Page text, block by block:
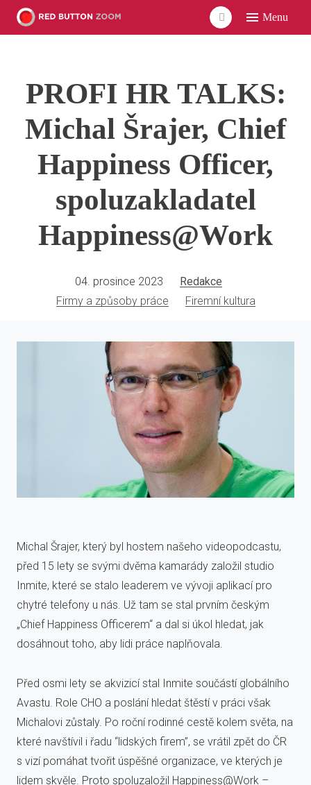
Menu
PROFI HR TALKS:
Michal Šrajer, Chief
Happiness Officer,
spoluzakladatel
Happiness@Work
04. prosince 2023
Redakce
Firmy a způsoby práce
Firemní kultura
Michal Šrajer, který byl hostem našeho videopodcastu,
před 15 lety se svými dvěma kamarády založil studio
Inmite, které se stalo leaderem ve vývoji aplikací pro
chytré telefony u nás. Už tam se stal prvním českým
„Chief Happiness Officerem“ a dal si úkol hledat, jak
dosáhnout toho, aby lidi práce naplňovala.
Před osmi lety se akvizicí stal Inmite součástí globálního
Avastu. Role CHO a poslání hledat štěstí v práci však
Michalovi zůstaly. Po roční rodinné cestě kolem světa, na
které navštívil i řadu “lidských firem”, se vrátil zpět do ČR
s vizí pomáhat tvořit úspěšné organizace, ve kterých je
lidem skvěle. Proto spoluzaložil Happiness@Work –